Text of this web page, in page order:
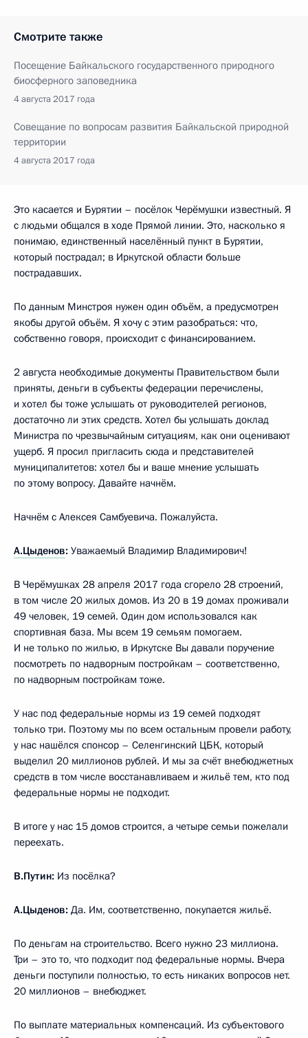
Смотрите также
Посещение Байкальского государственного природного
биосферного заповедника
4 августа 2017 года
Совещание по вопросам развития Байкальской природной
территории
4 августа 2017 года
Это касается и Бурятии – посёлок Черёмушки известный. Я
с людьми общался в ходе Прямой линии. Это, насколько я
понимаю, единственный населённый пункт в Бурятии,
который пострадал; в Иркутской области больше
пострадавших.
По данным Минстроя нужен один объём, а предусмотрен
якобы другой объём. Я хочу с этим разобраться: что,
собственно говоря, происходит с финансированием.
2 августа необходимые документы Правительством были
приняты, деньги в субъекты федерации перечислены,
и хотел бы тоже услышать от руководителей регионов,
достаточно ли этих средств. Хотел бы услышать доклад
Министра по чрезвычайным ситуациям, как они оценивают
ущерб. Я просил пригласить сюда и представителей
муниципалитетов: хотел бы и ваше мнение услышать
по этому вопросу. Давайте начнём.
Начнём с Алексея Самбуевича. Пожалуйста.
А.Цыденов: Уважаемый Владимир Владимирович!
В Черёмушках 28 апреля 2017 года сгорело 28 строений,
в том числе 20 жилых домов. Из 20 в 19 домах проживали
49 человек, 19 семей. Один дом использовался как
спортивная база. Мы всем 19 семьям помогаем.
И не только по жилью, в Иркутске Вы давали поручение
посмотреть по надворным постройкам – соответственно,
по надворным постройкам тоже.
У нас под федеральные нормы из 19 семей подходят
только три. Поэтому мы по всем остальным провели работу,
у нас нашёлся спонсор – Селенгинский ЦБК, который
выделил 20 миллионов рублей. И мы за счёт внебюджетных
средств в том числе восстанавливаем и жильё тем, кто под
федеральные нормы не подходит.
В итоге у нас 15 домов строится, а четыре семьи пожелали
переехать.
В.Путин: Из посёлка?
А.Цыденов: Да. Им, соответственно, покупается жильё.
По деньгам на строительство. Всего нужно 23 миллиона.
Три – это то, что подходит под федеральные нормы. Вчера
деньги поступили полностью, то есть никаких вопросов нет.
20 миллионов – внебюджет.
По выплате материальных компенсаций. Из субъектового